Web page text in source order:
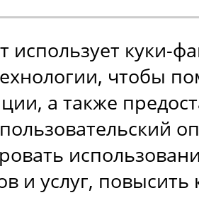
использует куки-
чтобы
а также
и услуг, повысить